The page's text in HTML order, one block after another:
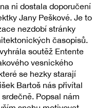
ni dostala doporučení
Jany Peškové. Je to
nezdobí stránky
časopisů.
soutěž Entente
vesnického
se hezky starají
Bartoš nás přivítal
Popsal nám